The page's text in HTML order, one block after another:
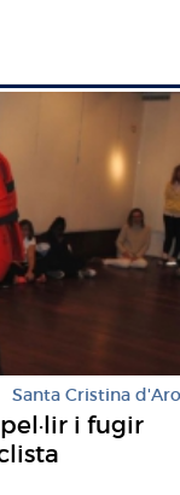
Santa Cristina d'Aro
i fugir